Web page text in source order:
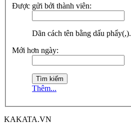
Được gửi bởi thành viên:
Dãn cách tên bằng dấu phẩy(,).
Mới hơn ngày:
Thêm...
KAKATA.VN